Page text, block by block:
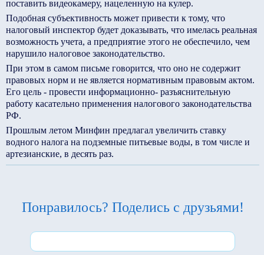
поставить видеокамеру, нацеленную на кулер.
Подобная субъективность может привести к тому, что
налоговый инспектор будет доказывать, что имелась реальная
возможность учета, а предприятие этого не обеспечило, чем
нарушило налоговое законодательство.
При этом в самом письме говорится, что оно не содержит
правовых норм и не является нормативным правовым актом.
Его цель - провести информационно- разъяснительную
работу касательно применения налогового законодательства
РФ.
Прошлым летом Минфин предлагал увеличить ставку
водного налога на подземные питьевые воды, в том числе и
артезианские, в десять раз.
Понравилось? Поделись с друзьями!